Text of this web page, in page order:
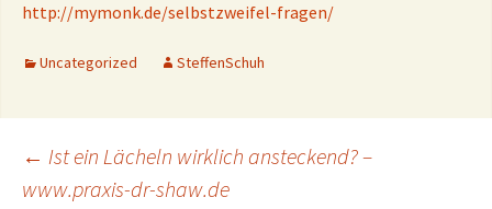
http://mymonk.de/selbstzweifel-fragen/
Uncategorized SteffenSchuh
Beitragsnavigation
← Ist ein Lächeln wirklich ansteckend? –
www.praxis-dr-shaw.de